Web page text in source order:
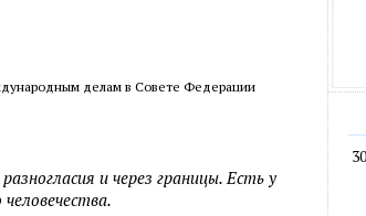
делам в Совете Федерации
и через границы. Есть у